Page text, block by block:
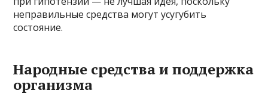
неправильные средства могут усугубить
состояние.
Народные средства и поддержка
организма